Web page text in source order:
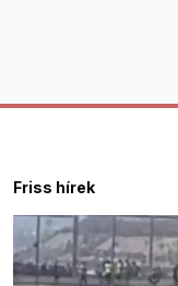
Friss hírek